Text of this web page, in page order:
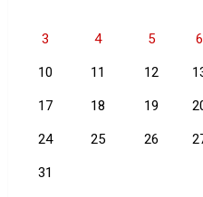
3 4 5 6
10 11 12
17 18 19
24 25 26
31